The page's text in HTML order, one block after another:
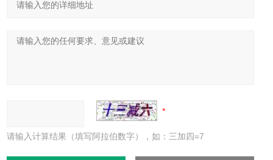
请输入计算结果（填写阿拉伯数字），如：三加四=7